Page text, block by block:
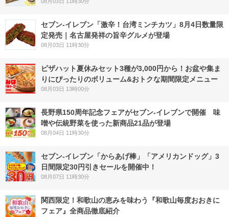
セブン-イレブン「激辛！台湾ミンチカツ」8月4日数量限
定発売｜名古屋発祥の旨辛グルメが登場
08月03日 11時30分
ピザハット夏休みセット3種が3,000円から！お盆や集ま
りにぴったりのボリューム&おトクな期間限定メニュー
08月03日 13時00分
長野県150周年記念フェアがセブン-イレブンで開催 味
噌や伝統野菜を使った新商品21品が登場
08月04日 11時30分
セブン‐イレブン「からあげ棒」「アメリカンドッグ」3
日間限定30円引きセールを開催中！
08月07日 11時30分
関西限定！和歌山の恵みを味わう『和歌山毎度おおきに
フェア』全商品徹底紹介